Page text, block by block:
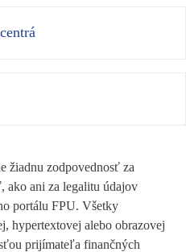
žiadnu zodpovednosť za
ako ani za legalitu údajov
portálu FPU. Všetky
hypertextovej alebo obrazovej
prijímateľa finančných